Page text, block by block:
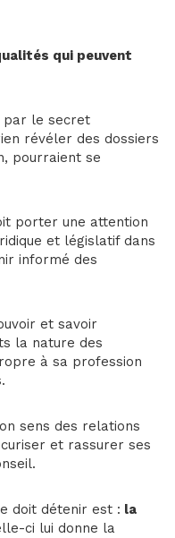
qui peuvent
par le secret
révéler des dossiers
pourraient se
porter une attention
et législatif dans
informé des
et savoir
la nature des
à sa profession
sens des relations
et rassurer ses
doit détenir est : la
ci lui donne la